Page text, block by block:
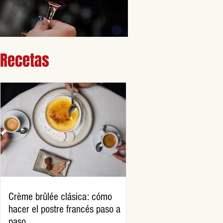
Recetas
Crème brûlée clásica: cómo
hacer el postre francés paso a